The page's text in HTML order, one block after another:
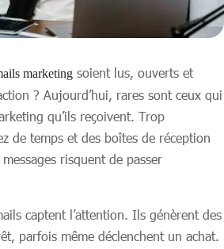
marketing soient lus, ouverts et
? Aujourd’hui, rares sont ceux qui
qu’ils reçoivent. Trop
de temps et des boîtes de réception
risquent de passer
captent l’attention. Ils génèrent des
parfois même déclenchent un achat.